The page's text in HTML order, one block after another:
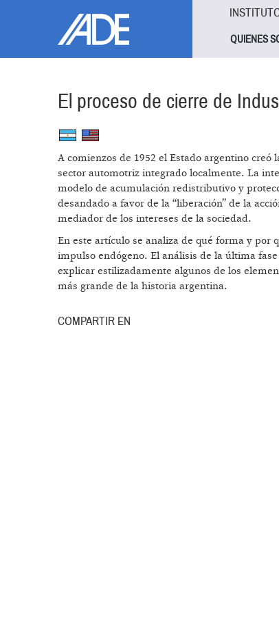
QUIENES
El proceso de cierre de
A comienzos de 1952 el Estado argentino
sector automotriz integrado localmente. La
modelo de acumulación redistributivo y
desandado a favor de la “liberación” de la
mediador de los intereses de la sociedad.
En este artículo se analiza de qué forma y
impulso endógeno. El análisis de la última
explicar estilizadamente algunos de los
más grande de la historia argentina.
COMPARTIR EN